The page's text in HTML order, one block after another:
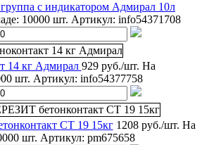
с индикатором Адмирал 10л
10000 шт. Артикул: info54371708
14 кг Адмирал 929 руб./шт. На
шт. Артикул: info54377758
СТ 19 15кг 1208 руб./шт. На
шт. Артикул: pm675658